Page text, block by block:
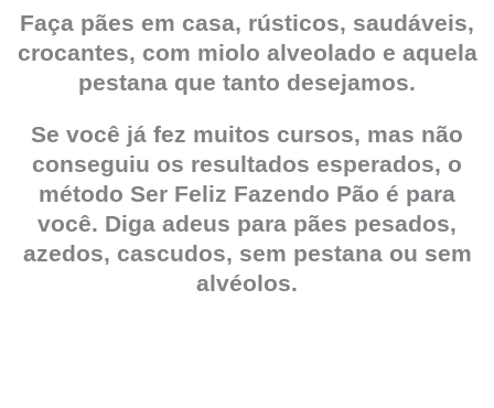
Faça pães em casa, rústicos, saudáveis,
crocantes, com miolo alveolado e aquela
pestana que tanto desejamos.
Se você já fez muitos cursos, mas não
conseguiu os resultados esperados, o
método Ser Feliz Fazendo Pão é para
você. Diga adeus para pães pesados,
azedos, cascudos, sem pestana ou sem
alvéolos.